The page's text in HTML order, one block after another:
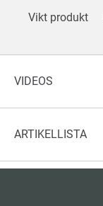
Vikt produkt
VIDEOS
ARTIKELLISTA